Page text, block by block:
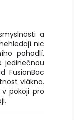
a
nic
pohodlí.
jedinečnou
FusionBac
vlákna.
pokoji pro